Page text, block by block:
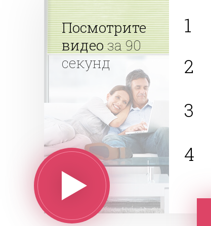
Посмотрите
видеоза 90
секунд
1
2
3
4